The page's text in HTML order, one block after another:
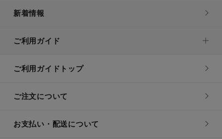
新着情報
ご利用ガイド
ご利用ガイドトップ
ご注文について
お支払い・配送について